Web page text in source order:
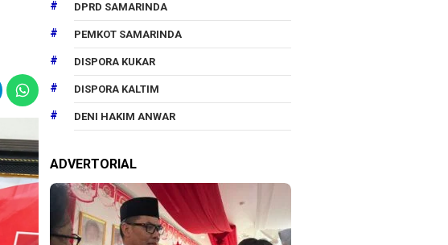
DPRD SAMARINDA
PEMKOT SAMARINDA
DISPORA KUKAR
DISPORA KALTIM
DENI HAKIM ANWAR
ADVERTORIAL